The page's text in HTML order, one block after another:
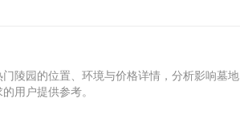
陵园的位置、环境与价格详情，分析影响墓地
用户提供参考。